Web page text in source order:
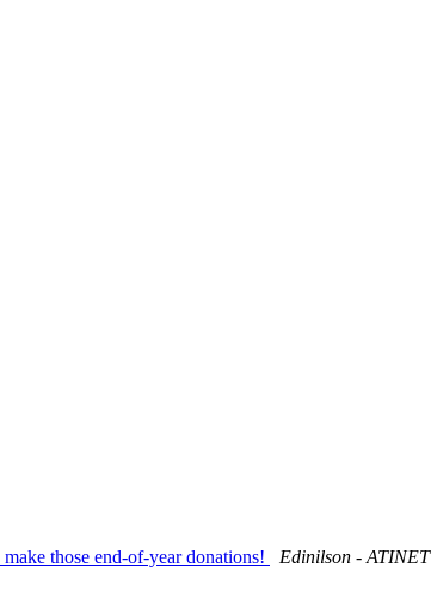
those end-of-year donations!
Edinilson - ATINET